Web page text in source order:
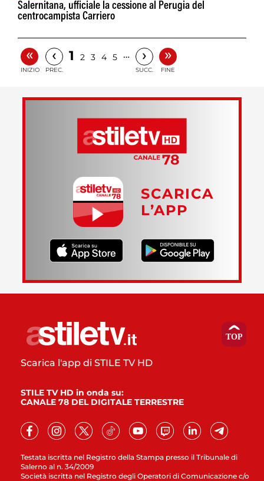
Salernitana, ufficiale la cessione al Perugia del
centrocampista Carriero
«
INIZIO
‹
PREC.
1 2 3 4 5 … ›
SUCC.
»
FINE
SCARICA
L’APP
Testata iscritta nel Registro della Stampa presso il Tribunale di
Salerno al n. 34/2009
Società iscritta nel Registro degli Operatori di Comunicazione c/o
Scarica l'app di STILE TV HD
STILE TV HD in onda su:
CANALE 78 DEL DIGITALE TERRESTRE